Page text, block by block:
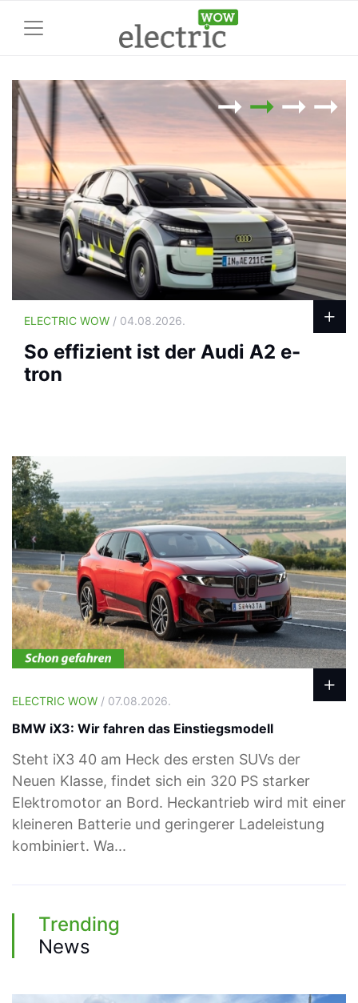
ELECTRIC WOW / 04.08.2026.
So effizient ist der Audi A2 e-
tron
ELECTRIC WOW / 07.08.2026.
BMW iX3: Wir fahren das Einstiegsmodell
Steht iX3 40 am Heck des ersten SUVs der
Neuen Klasse, findet sich ein 320 PS starker
Elektromotor an Bord. Heckantrieb wird mit einer
kleineren Batterie und geringerer Ladeleistung
kombiniert. Wa...
Trending
News